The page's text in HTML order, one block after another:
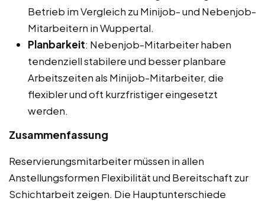
Betrieb im Vergleich zu Minijob- und Nebenjob-
Mitarbeitern in Wuppertal.
Planbarkeit: Nebenjob-Mitarbeiter haben
tendenziell stabilere und besser planbare
Arbeitszeiten als Minijob-Mitarbeiter, die
flexibler und oft kurzfristiger eingesetzt
werden.
Zusammenfassung
Reservierungsmitarbeiter müssen in allen
Anstellungsformen Flexibilität und Bereitschaft zur
Schichtarbeit zeigen. Die Hauptunterschiede